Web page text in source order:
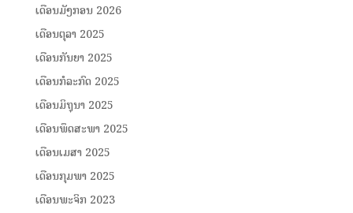
ເດືອນມັງກອນ 2026
ເດືອນຕຸລາ 2025
ເດືອນກັນຍາ 2025
ເດືອນກໍລະກົດ 2025
ເດືອນມິຖຸນາ 2025
ເດືອນພຶດສະພາ 2025
ເດືອນເມສາ 2025
ເດືອນກຸມພາ 2025
ເດືອນພະຈິກ 2023